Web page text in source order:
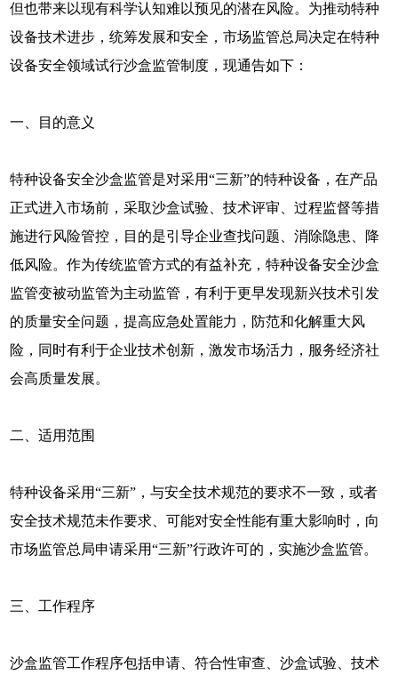
但也带来以现有科学认知难以预见的潜在风险。为推动特种
设备技术进步，统筹发展和安全，市场监管总局决定在特种
设备安全领域试行沙盒监管制度，现通告如下：
一、目的意义
特种设备安全沙盒监管是对采用“三新”的特种设备，在产品
正式进入市场前，采取沙盒试验、技术评审、过程监督等措
施进行风险管控，目的是引导企业查找问题、消除隐患、降
低风险。作为传统监管方式的有益补充，特种设备安全沙盒
监管变被动监管为主动监管，有利于更早发现新兴技术引发
的质量安全问题，提高应急处置能力，防范和化解重大风
险，同时有利于企业技术创新，激发市场活力，服务经济社
会高质量发展。
二、适用范围
特种设备采用“三新”，与安全技术规范的要求不一致，或者
安全技术规范未作要求、可能对安全性能有重大影响时，向
市场监管总局申请采用“三新”行政许可的，实施沙盒监管。
三、工作程序
沙盒监管工作程序包括申请、符合性审查、沙盒试验、技术